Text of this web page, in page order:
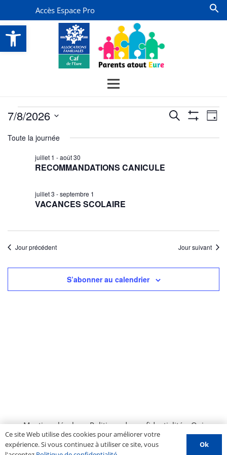
Ouvrir la barre d’outils
Accès Espace Pro
Évènements
for
juillet
Recherche
Recherche
Filtres
Jour
7/8/2026
une
Toute la journée
RECOMMANDATIONS CANICULE
juillet 1 -août 30
VACANCES SCOLAIRE
juillet 3 -septembre 1
Jour précédent Jour suivant
S’abonner au calendrier
Mentions légales–Politique de confidentialité–Qui
sommes nous ?–Contactez-nous –Espace PROS
Soumettre un évènement
Ce site Web utilise des cookies pour améliorer votre
expérience. Si vous continuez à utiliser ce site, vous
Ok